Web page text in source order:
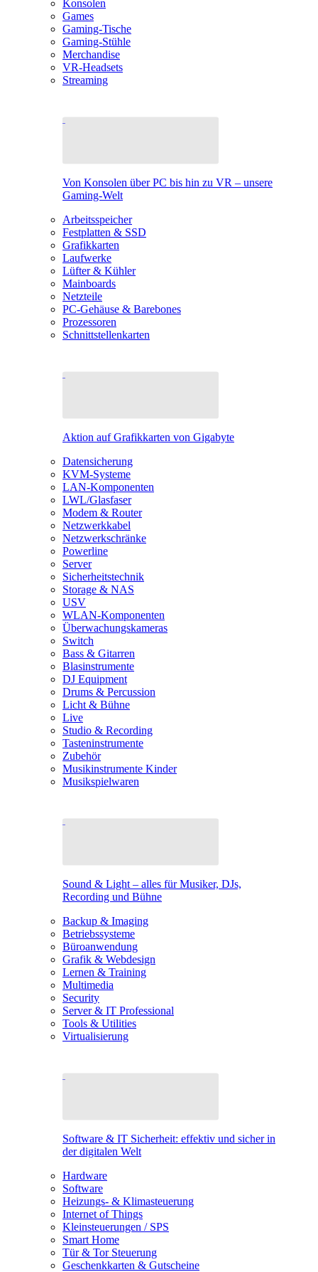
Konsolen
Games
Gaming-Tische
Gaming-Stühle
Merchandise
VR-Headsets
Streaming
Von Konsolen über PC bis hin zu VR – unsere
Gaming-Welt
Arbeitsspeicher
Festplatten & SSD
Grafikkarten
Laufwerke
Lüfter & Kühler
Mainboards
Netzteile
PC-Gehäuse & Barebones
Prozessoren
Schnittstellenkarten
Aktion auf Grafikkarten von Gigabyte
Datensicherung
KVM-Systeme
LAN-Komponenten
LWL/Glasfaser
Modem & Router
Netzwerkkabel
Netzwerkschränke
Powerline
Server
Sicherheitstechnik
Storage & NAS
USV
WLAN-Komponenten
Überwachungskameras
Switch
Bass & Gitarren
Blasinstrumente
DJ Equipment
Drums & Percussion
Licht & Bühne
Live
Studio & Recording
Tasteninstrumente
Zubehör
Musikinstrumente Kinder
Musikspielwaren
Sound & Light – alles für Musiker, DJs,
Recording und Bühne
Backup & Imaging
Betriebssysteme
Büroanwendung
Grafik & Webdesign
Lernen & Training
Multimedia
Security
Server & IT Professional
Tools & Utilities
Virtualisierung
Software & IT Sicherheit: effektiv und sicher in
der digitalen Welt
Hardware
Software
Heizungs- & Klimasteuerung
Internet of Things
Kleinsteuerungen / SPS
Smart Home
Tür & Tor Steuerung
Geschenkkarten & Gutscheine